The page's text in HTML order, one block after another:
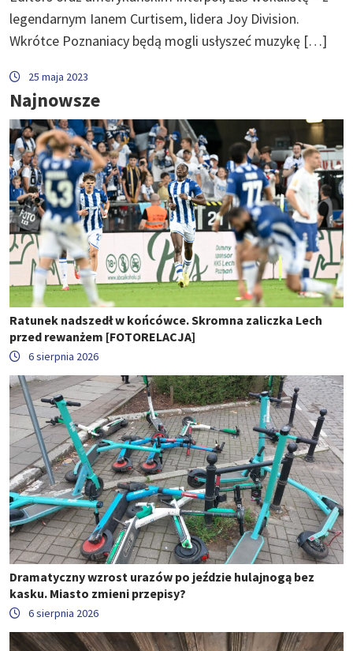
legendarnym Ianem Curtisem, lidera Joy Division.
Wkrótce Poznaniacy będą mogli usłyszeć muzykę […]
25 maja 2023
Najnowsze
Ratunek nadszedł w końcówce. Skromna zaliczka Lech
przed rewanżem [FOTORELACJA]
6 sierpnia 2026
Dramatyczny wzrost urazów po jeździe hulajnogą bez
kasku. Miasto zmieni przepisy?
6 sierpnia 2026